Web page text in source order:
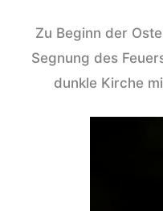
Zu Beginn der
Segnung des
dunkle Kirche